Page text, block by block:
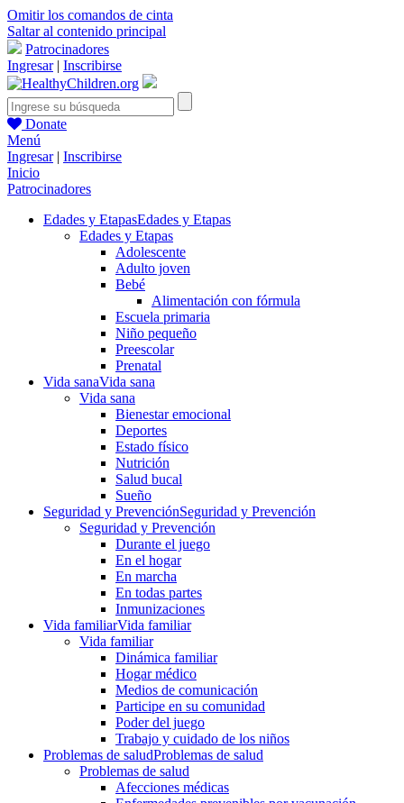
Omitir los comandos de cinta
Saltar al contenido principal
Patrocinadores
Ingresar| Inscribirse
Donate
Menú
Ingresar| Inscribirse
Inicio
Patrocinadores
Edades y EtapasEdades y Etapas
Edades y Etapas
Adolescente
Adulto joven
Bebé
Alimentación con fórmula
Escuela primaria
Niño pequeño
Preescolar
Prenatal
Vida sanaVida sana
Vida sana
Bienestar emocional
Deportes
Estado físico
Nutrición
Salud bucal
Sueño
Seguridad y PrevenciónSeguridad y Prevención
Seguridad y Prevención
Durante el juego
En el hogar
En marcha
En todas partes
Inmunizaciones
Vida familiarVida familiar
Vida familiar
Dinámica familiar
Hogar médico
Medios de comunicación
Participe en su comunidad
Poder del juego
Trabajo y cuidado de los niños
Problemas de saludProblemas de salud
Problemas de salud
Afecciones médicas